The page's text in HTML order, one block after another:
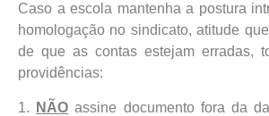
Caso a escola mantenha a postura
homologação no sindicato, atitude
de que as contas estejam erradas,
providências:
1. NÃO assine documento fora da